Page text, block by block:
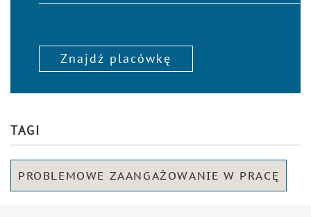
Znajdź placówkę
TAGI
PROBLEMOWE ZAANGAŻOWANIE W PRACĘ